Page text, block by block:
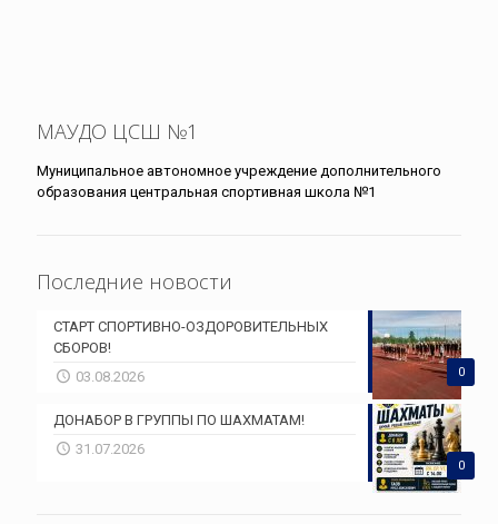
МАУДО ЦСШ №1
Муниципальное автономное учреждение дополнительного
образования центральная спортивная школа №1
Последние новости
0
СТАРТ СПОРТИВНО-ОЗДОРОВИТЕЛЬНЫХ
СБОРОВ!
03.08.2026
0
ДОНАБОР В ГРУППЫ ПО ШАХМАТАМ!
31.07.2026